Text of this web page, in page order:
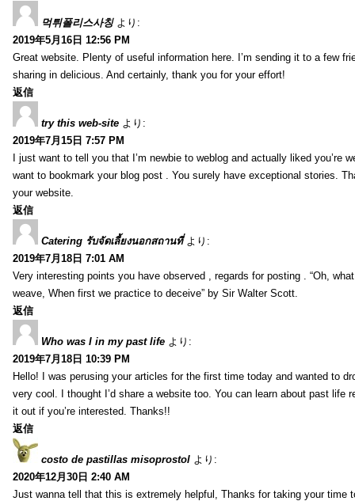
먹튀폴리스사칭 より:
2019年5月16日 12:56 PM
Great website. Plenty of useful information here. I’m sending it to a few
sharing in delicious. And certainly, thank you for your effort!
返信
try this web-site より:
2019年7月15日 7:57 PM
I just want to tell you that I’m newbie to weblog and actually liked you’re
want to bookmark your blog post . You surely have exceptional stories.
your website.
返信
Catering รับจัดเลี้ยงนอกสถานที่ より:
2019年7月18日 7:01 AM
Very interesting points you have observed , regards for posting . “Oh,
weave, When first we practice to deceive” by Sir Walter Scott.
返信
Who was I in my past life より:
2019年7月18日 10:39 PM
Hello! I was perusing your articles for the first time today and wanted to
very cool. I thought I’d share a website too. You can learn about past life
it out if you’re interested. Thanks!!
返信
costo de pastillas misoprostol より:
2020年12月30日 2:40 AM
Just wanna tell that this is extremely helpful, Thanks for taking your time